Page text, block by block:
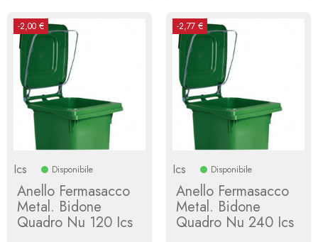
-2,00 €
Ics Disponibile
Anello Fermasacco
Metal. Bidone
Quadro Nu 120 Ics
-2,77 €
Ics Disponibile
Anello Fermasacco
Metal. Bidone
Quadro Nu 240 Ics